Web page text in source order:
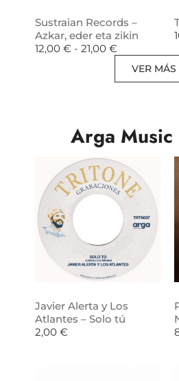
Sustraian Records –
Azkar, eder eta zikin
12,00 € - 21,00 €
VER MÁS
Arga
Javier Alerta y Los
Atlantes – Solo tú
2,00 €